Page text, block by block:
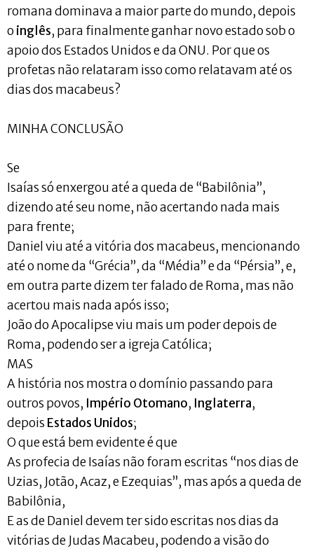
romana dominava a maior parte do mundo, depois
o inglês, para finalmente ganhar novo estado sob o
apoio dos Estados Unidos e da ONU. Por que os
profetas não relataram isso como relatavam até os
dias dos macabeus?
MINHA CONCLUSÃO
Se
Isaías só enxergou até a queda de “Babilônia”,
dizendo até seu nome, não acertando nada mais
para frente;
Daniel viu até a vitória dos macabeus, mencionando
até o nome da “Grécia”, da “Média” e da “Pérsia”, e,
em outra parte dizem ter falado de Roma, mas não
acertou mais nada após isso;
João do Apocalipse viu mais um poder depois de
Roma, podendo ser a igreja Católica;
MAS
A história nos mostra o domínio passando para
outros povos, Império Otomano, Inglaterra,
depois Estados Unidos;
O que está bem evidente é que
As profecia de Isaías não foram escritas “nos dias de
Uzias, Jotão, Acaz, e Ezequias”, mas após a queda de
Babilônia,
E as de Daniel devem ter sido escritas nos dias da
vitórias de Judas Macabeu, podendo a visão do